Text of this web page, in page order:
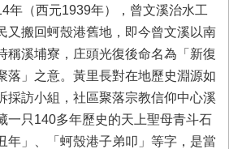
年（西元1939年），曾文溪治水工
又搬回蚵殼港舊地，即今曾文溪以南
稱溪埔寮，庄頭光復後命名為「新復
落」之意。黃里長對在地歷史淵源如
採訪小組，社區聚落宗教信仰中心溪
一只140多年歷史的天上聖母青斗石
年」、「蚵殼港子弟叩」等字，是當